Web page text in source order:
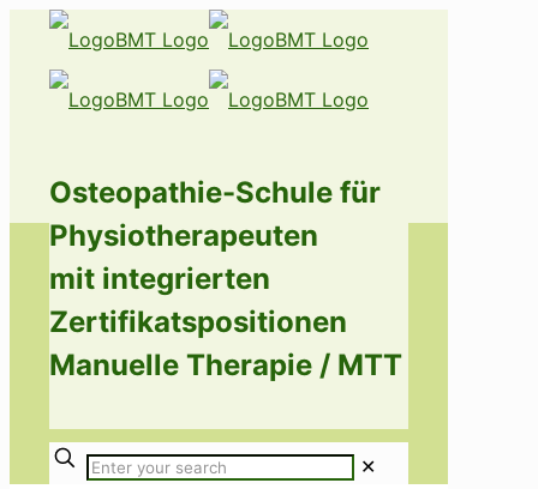
Osteopathie-Schule für
Physiotherapeuten
mit integrierten
Zertifikatspositionen
Manuelle Therapie / MTT
✕